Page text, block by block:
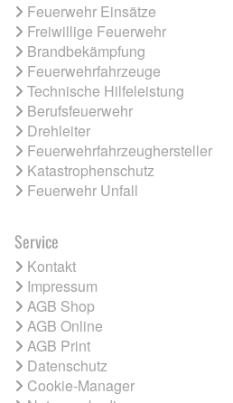
Feuerwehr Einsätze
Freiwillige Feuerwehr
Brandbekämpfung
Feuerwehrfahrzeuge
Technische Hilfeleistung
Berufsfeuerwehr
Drehleiter
Feuerwehrfahrzeughersteller
Katastrophenschutz
Feuerwehr Unfall
Service
Kontakt
Impressum
AGB Shop
AGB Online
AGB Print
Datenschutz
Cookie-Manager